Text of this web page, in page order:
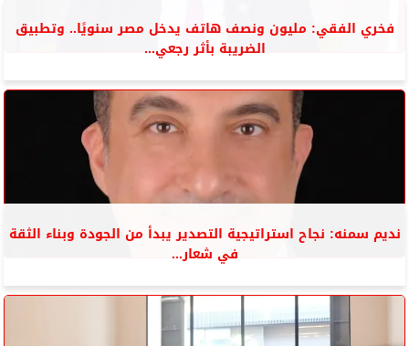
فخري الفقي: مليون ونصف هاتف يدخل مصر سنويًا.. وتطبيق
الضريبة بأثر رجعي...
نديم سمنه: نجاح استراتيجية التصدير يبدأ من الجودة وبناء الثقة
في شعار...